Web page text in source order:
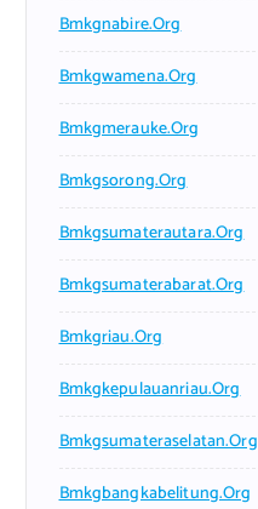
Bmkgnabire.org
Bmkgwamena.org
Bmkgmerauke.org
Bmkgsorong.org
Bmkgsumaterautara.org
Bmkgsumaterabarat.org
Bmkgriau.org
Bmkgkepulauanriau.org
Bmkgsumateraselatan.org
Bmkgbangkabelitung.org